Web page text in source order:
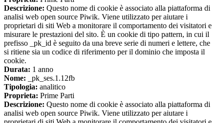
Descrizione: Questo nome di cookie è associato alla piattaforma di
analisi web open source Piwik. Viene utilizzato per aiutare i
proprietari di siti Web a monitorare il comportamento dei visitatori e
misurare le prestazioni del sito. È un cookie di tipo pattern, in cui il
prefisso _pk_id è seguito da una breve serie di numeri e lettere, che
si ritiene sia un codice di riferimento per il dominio che imposta il
cookie.
Durata: 1 anno
Nome: _pk_ses.1.12fb
Tipologia: analitico
Proprieta: Prime Parti
Descrizione: Questo nome di cookie è associato alla piattaforma di
analisi web open source Piwik. Viene utilizzato per aiutare i